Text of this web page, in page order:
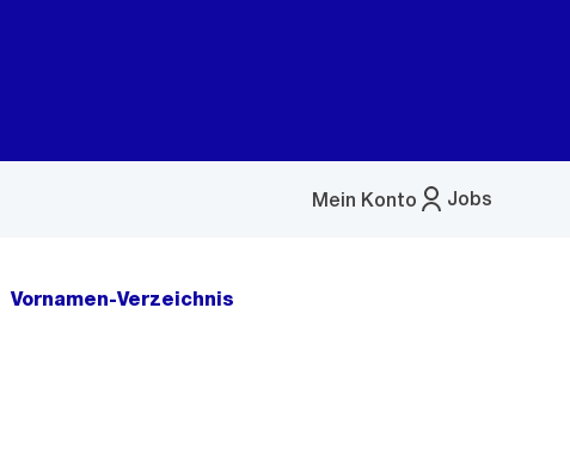
Jobs
Mein Konto
Menü
Vornamen-Verzeichnis